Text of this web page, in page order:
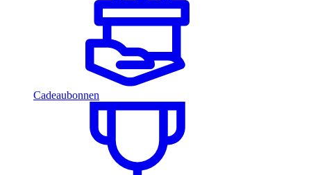
Cadeaubonnen